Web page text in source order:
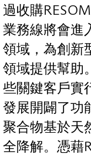
過收購
業務線將會進
領域，為創新
領域提供幫助
些關鍵客戶實
發展開闢了功
聚合物基於天
全降解。憑藉